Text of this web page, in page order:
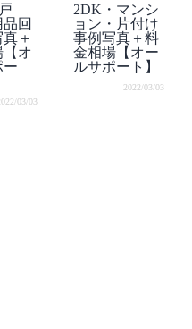
回
＋
【オ
ー
03/03
2DK・マンシ
ョン・片付け
事例写真＋料
金相場【オー
ルサポート】
2022/03/03